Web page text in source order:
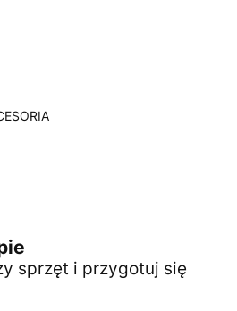
sprzęt i przygotuj się